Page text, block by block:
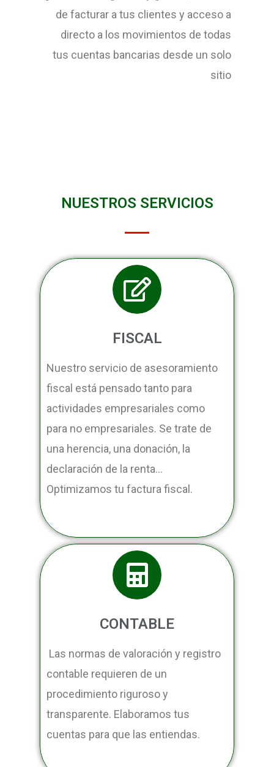
de facturar a tus clientes y acceso a
directo a los movimientos de todas
tus cuentas bancarias desde un solo
sitio
NUESTROS SERVICIOS
FISCAL
Nuestro servicio de asesoramiento
fiscal está pensado tanto para
actividades empresariales como
para no empresariales. Se trate de
una herencia, una donación, la
declaración de la renta…
Optimizamos tu factura fiscal.
CONTABLE
Las normas de valoración y registro
contable requieren de un
procedimiento riguroso y
transparente. Elaboramos tus
cuentas para que las entiendas.